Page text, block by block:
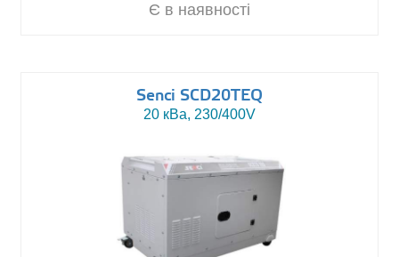
Є в наявності
Senci SCD20TEQ
20 кВа, 230/400V